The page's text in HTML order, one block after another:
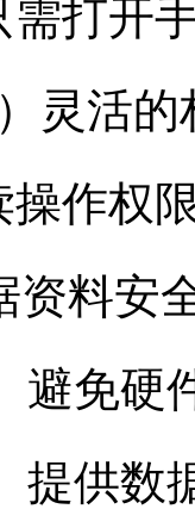
需打开
活的权
操作权
资料安
免硬件
供数据